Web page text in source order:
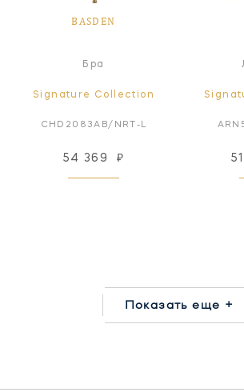
BASDEN
Бра
Signature Collection
CHD2083AB/NRT-L
54 369 ₽
Показать еще +